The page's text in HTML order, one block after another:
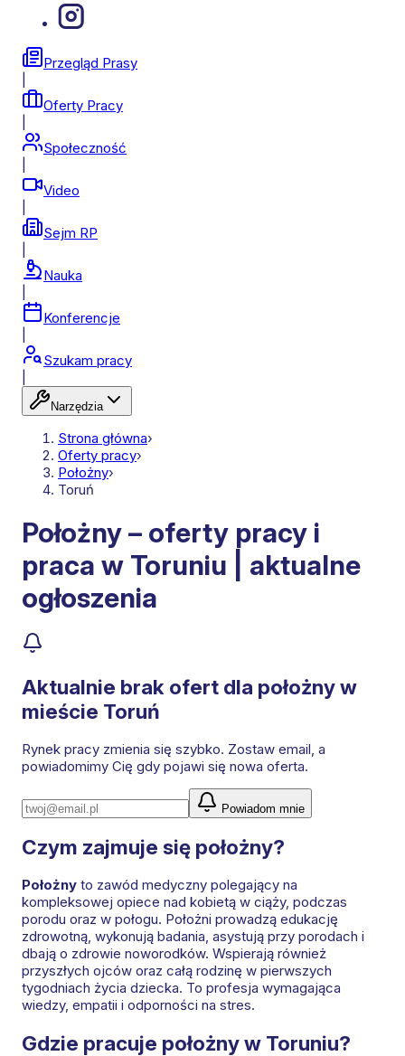
Przegląd Prasy
Oferty Pracy
Społeczność
Video
Sejm RP
Nauka
Konferencje
Szukam pracy
Narzędzia
Strona główna›
Oferty pracy›
Położny›
Toruń
Położny – oferty pracy i
praca w Toruniu | aktualne
ogłoszenia
Aktualnie brak ofert dla położnyw
mieście Toruń
Rynek pracy zmienia się szybko. Zostaw email, a
powiadomimy Cię gdy pojawi się nowa oferta.
Powiadom mnie
Czym zajmuje się położny?
Położny to zawód medyczny polegający na
kompleksowej opiece nad kobietą w ciąży, podczas
porodu oraz w połogu. Położni prowadzą edukację
zdrowotną, wykonują badania, asystują przy porodach i
dbają o zdrowie noworodków. Wspierają również
przyszłych ojców oraz całą rodzinę w pierwszych
tygodniach życia dziecka. To profesja wymagająca
wiedzy, empatii i odporności na stres.
Gdzie pracuje położny w Toruniu?